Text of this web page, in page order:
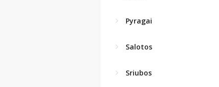
Pyragai
Salotos
Sriubos